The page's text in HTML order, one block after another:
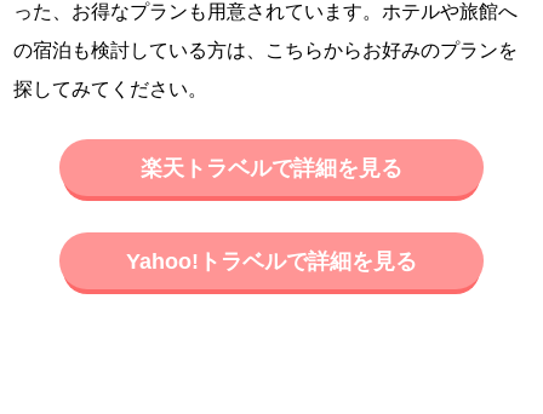
った、お得なプランも用意されています。ホテルや旅館へ
の宿泊も検討している方は、こちらからお好みのプランを
探してみてください。
楽天トラベルで詳細を見る
Yahoo!トラベルで詳細を見る